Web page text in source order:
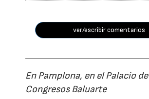
ver/escribir comentarios
En Pamplona, en el Palacio de
Congresos Baluarte